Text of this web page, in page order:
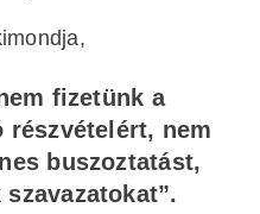
fizetünk a
részvételért, nem
buszoztatást,